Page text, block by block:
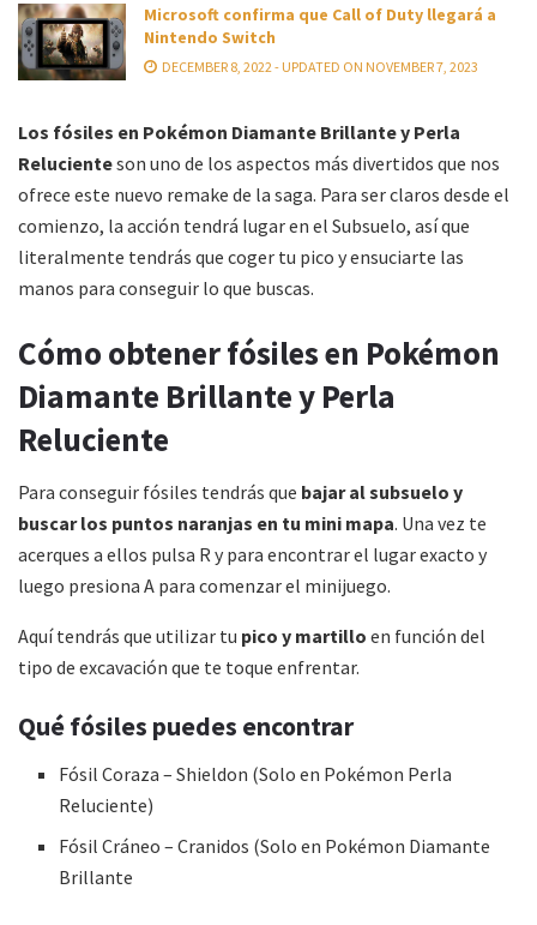
Microsoft confirma que Call of Duty llegará a
Nintendo Switch
DECEMBER 8, 2022 - UPDATED ON NOVEMBER 7, 2023
Los fósiles en Pokémon Diamante Brillante y Perla
Relucienteson uno de los aspectos más divertidos que nos
ofrece este nuevo remake de la saga. Para ser claros desde el
comienzo, la acción tendrá lugar en el Subsuelo, así que
literalmente tendrás que coger tu pico y ensuciarte las
manos para conseguir lo que buscas.
Cómo obtener fósiles en Pokémon
Diamante Brillante y Perla
Reluciente
Para conseguir fósiles tendrás que bajar al subsuelo y
buscar los puntos naranjas en tu mini mapa. Una vez te
acerques a ellos pulsa R y para encontrar el lugar exacto y
luego presiona A para comenzar el minijuego.
Aquí tendrás que utilizar tu pico y martillo en función del
tipo de excavación que te toque enfrentar.
Qué fósiles puedes encontrar
Fósil Coraza – Shieldon (Solo en Pokémon Perla
Reluciente)
Fósil Cráneo – Cranidos (Solo en Pokémon Diamante
Brillante